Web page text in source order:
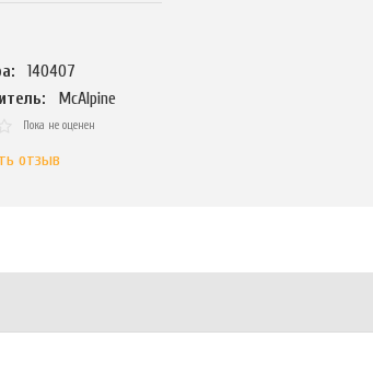
140407
McAlpine
Пока не оценен
отзыв